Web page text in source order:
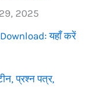
2025
यहाँ करें
प्रश्न पत्र,